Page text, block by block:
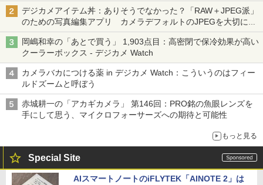
デジカメアイテム丼：ありそうでなかった？「RAW＋JPEG派」
のための写真編集アプリ カメラデフォルトのJPEGを大切にす
る「Filmator」
岡嶋和幸の「あとで買う」 1,903点目：高密閉で保冷効果が高い
クーラーボックス - デジカメ Watch
カメラバカにつける薬 in デジカメ Watch：こういうのはフィー
ルドズームと呼ぼう
赤城耕一の「アカギカメラ」 第146回：PRO銘の魚眼レンズを
手にして思う、マイクロフォーサーズへの期待と可能性
もっと見る
Special Site
AIスマートノートのiFLYTEK「AINOTE 2」は